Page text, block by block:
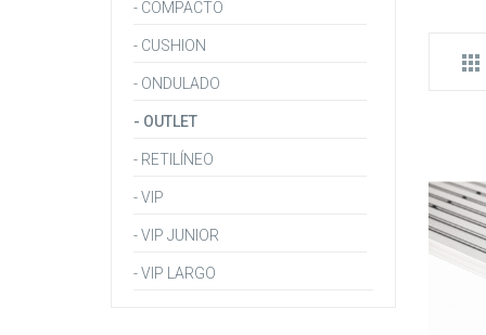
- COMPACTO
- CUSHION
- ONDULADO
- OUTLET
- RETILÍNEO
- VIP
- VIP JUNIOR
- VIP LARGO